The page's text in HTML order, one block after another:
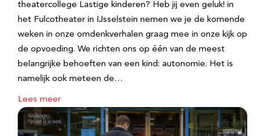
theatercollege Lastige kinderen? Heb jij even geluk! in
het Fulcotheater in IJsselstein nemen we je de komende
weken in onze omdenkverhalen graag mee in onze kijk op
de opvoeding. We richten ons op één van de meest
belangrijke behoeften van een kind: autonomie. Het is
namelijk ook meteen de…
Lees meer